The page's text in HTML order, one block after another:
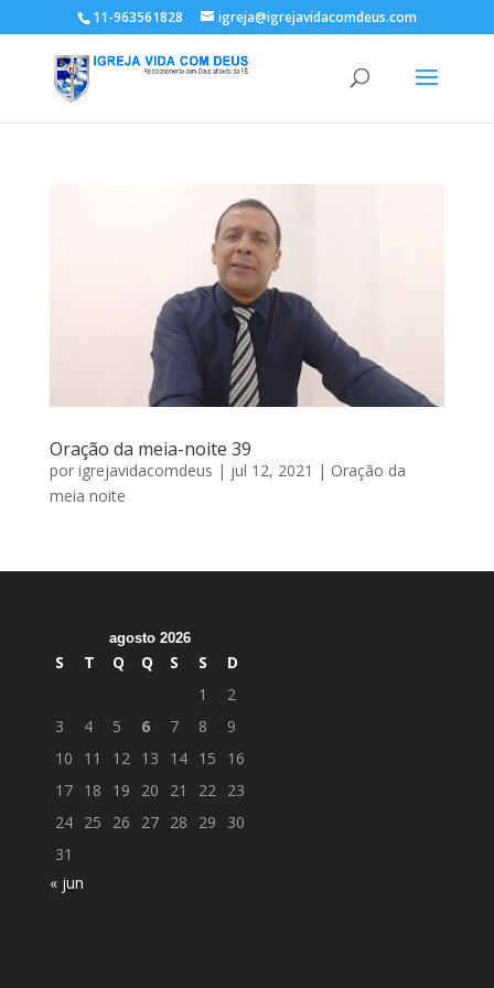
11-963561828 igreja@igrejavidacomdeus.com
Oração da meia-noite 39
por igrejavidacomdeus | jul 12, 2021 | Oração da
meia noite
agosto 2026
S T Q Q S S
D
1
2
3
4 5 6 7 8
9
10
11 12 13 14 15
16
17 18 19 20 21 22
23
24 25 26 27 28 29
30
31
« jun